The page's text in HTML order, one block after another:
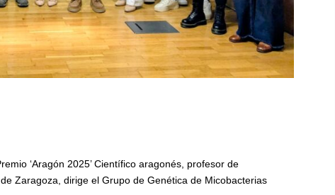
‘Aragón 2025’ Científico aragonés, profesor de
Zaragoza, dirige el Grupo de Genética de Micobacterias